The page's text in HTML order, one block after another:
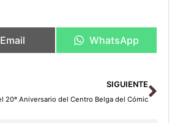
Email WhatsApp
SIGUIENTE
20º Aniversario del Centro Belga del Cómic